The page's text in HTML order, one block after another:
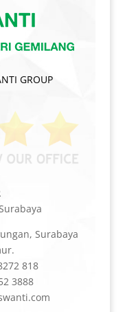
GROUP
Surabaya
818
3888